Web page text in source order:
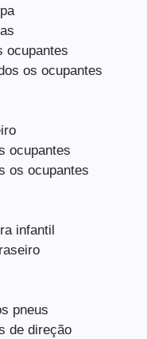
ocupantes
os ocupantes
ocupantes
os ocupantes
infantil
pneus
de direção